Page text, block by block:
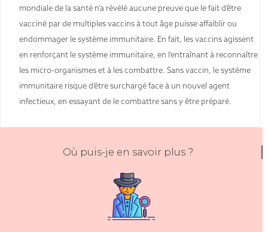
mondiale de la santé n'a révélé aucune preuve que le fait d'être
vacciné par de multiples vaccins à tout âge puisse affaiblir ou
endommager le système immunitaire. En fait, les vaccins agissent
en renforçant le système immunitaire, en l'entraînant à reconnaître
les micro-organismes et à les combattre. Sans vaccin, le système
immunitaire risque d'être surchargé face à un nouvel agent
infectieux, en essayant de le combattre sans y être préparé.
Où puis-je en savoir plus ?